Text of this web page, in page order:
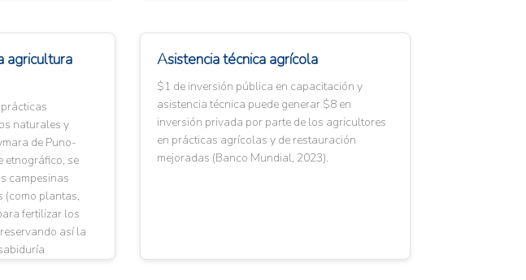
agricultura
naturales y
de Puno-
etnográfico, se
campesinas
(como plantas,
fertilizar los
así la
Asistencia técnica agrícola
$1 de inversión pública en capacitación y
asistencia técnica puede generar $8 en
inversión privada por parte de los agricultores
en prácticas agrícolas y de restauración
mejoradas (Banco Mundial, 2023).